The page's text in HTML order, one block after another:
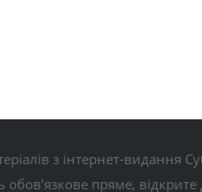
з інтернет-видання
обов’язкове пряме,